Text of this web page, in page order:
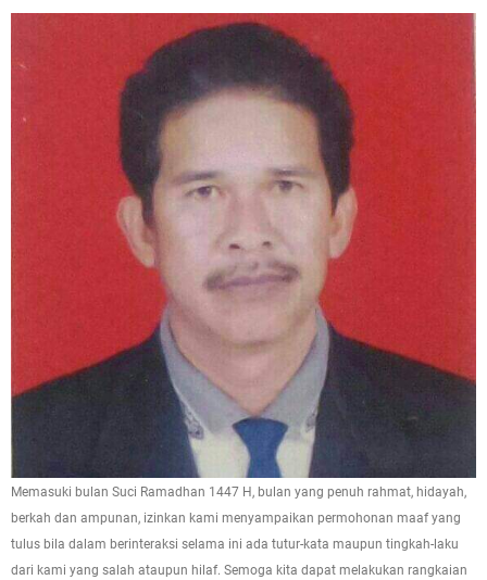
Memasuki bulan Suci Ramadhan 1447 H, bulan yang penuh rahmat, hidayah,
berkah dan ampunan, izinkan kami menyampaikan permohonan maaf yang
tulus bila dalam berinteraksi selama ini ada tutur-kata maupun tingkah-laku
dari kami yang salah ataupun hilaf. Semoga kita dapat melakukan rangkaian